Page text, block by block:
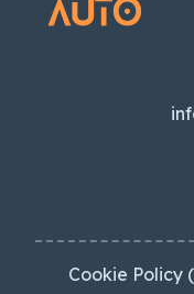
Cookie Policy